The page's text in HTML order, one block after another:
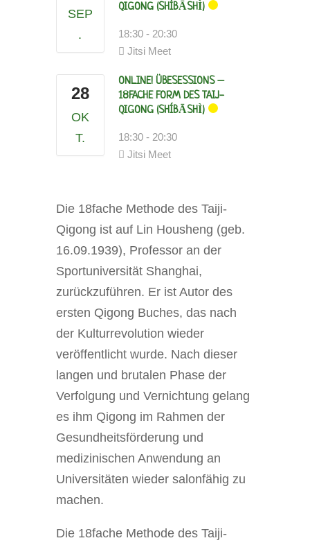
SEP
.
QIGONG (SHÍBĀSHÌ)
18:30- 20:30
Jitsi Meet
28
OK
T.
ONLINE! ÜBESESSIONS –
18FACHE FORM DES TAIJ-
QIGONG (SHÍBĀSHÌ)
18:30- 20:30
Jitsi Meet
Die 18fache Methode des Taiji-
Qigong ist auf Lin Housheng (geb.
16.09.1939), Professor an der
Sportuniversität Shanghai,
zurückzuführen. Er ist Autor des
ersten Qigong Buches, das nach
der Kulturrevolution wieder
veröffentlicht wurde. Nach dieser
langen und brutalen Phase der
Verfolgung und Vernichtung gelang
es ihm Qigong im Rahmen der
Gesundheitsförderung und
medizinischen Anwendung an
Universitäten wieder salonfähig zu
machen.
Die 18fache Methode des Taiji-